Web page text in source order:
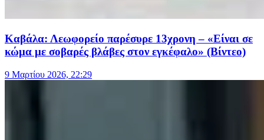
Καβάλα: Λεωφορείο παρέσυρε 13χρονη – «Είναι σε
κώμα με σοβαρές βλάβες στον εγκέφαλο» (Βίντεο)
9 Μαρτίου 2026, 22:29